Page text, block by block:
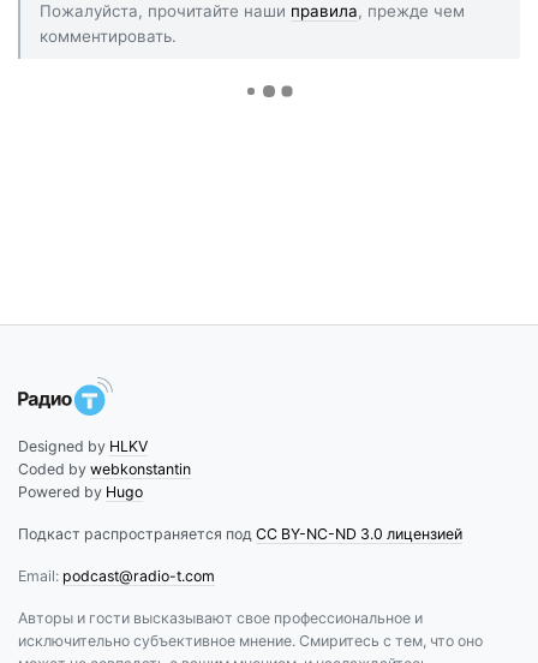
Пожалуйста, прочитайте наши правила, прежде чем
комментировать.
Designed by HLKV
Coded by webkonstantin
Powered by Hugo
Подкаст распространяется под CC BY-NC-ND 3.0 лицензией
Email: podcast@radio-t.com
Авторы и гости высказывают свое профессиональное и
исключительно субъективное мнение. Смиритесь с тем, что оно